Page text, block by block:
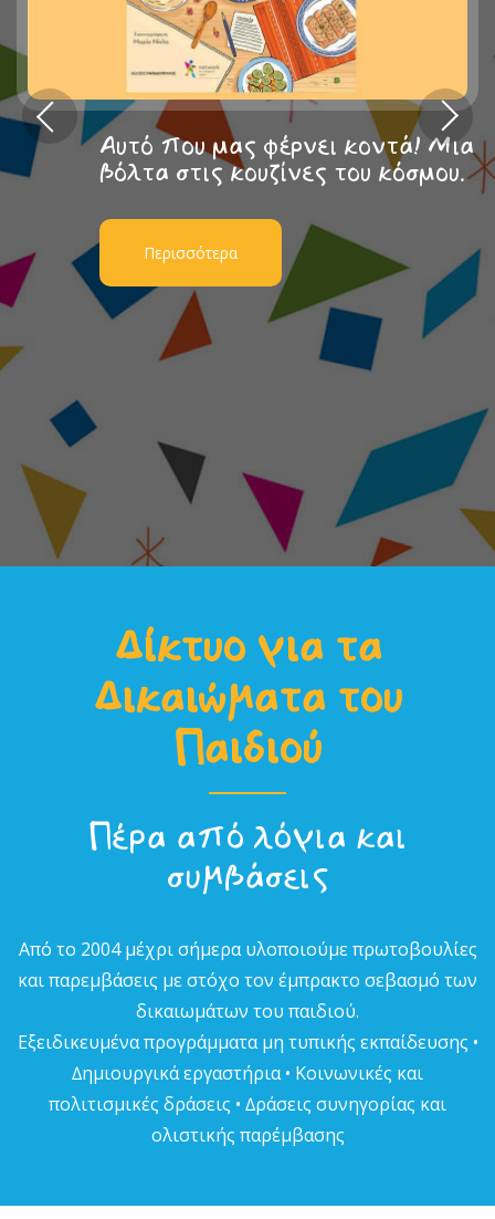
Αυτό που μας φέρνει κοντά! Μια
βόλτα στις κουζίνες του κόσμου.
Περισσότερα
Δίκτυο για τα
Δικαιώµατα του
Παιδιού
Πέρα από λόγια και
συµβάσεις
Από το 2004 µέχρι σήµερα υλοποιούµε πρωτοβουλίες
και παρεµβάσεις µε στόχο τον έµπρακτο σεβασµό των
δικαιωµάτων του παιδιού.
Εξειδικευµένα προγράµµατα µη τυπικής εκπαίδευσης •
∆ηµιουργικά εργαστήρια • Κοινωνικές και
πολιτισµικές δράσεις • ∆ράσεις συνηγορίας και
ολιστικής παρέµβασης